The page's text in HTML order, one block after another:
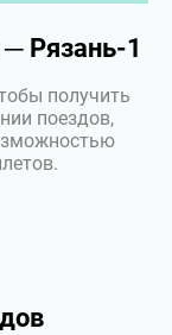
Рязань-1
получить
поездов,